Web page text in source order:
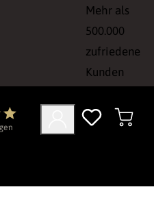
Mehr als
500.000
zufriedene
Kunden